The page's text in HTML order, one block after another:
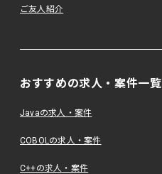
ご友人紹介
おすすめの求人・案件一覧
Javaの求人・案件
COBOLの求人・案件
C++の求人・案件